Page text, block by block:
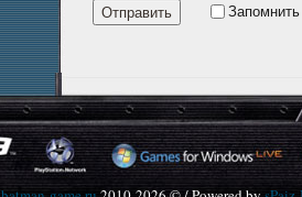
Запомнить